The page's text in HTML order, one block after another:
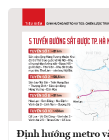
Định hướng metro